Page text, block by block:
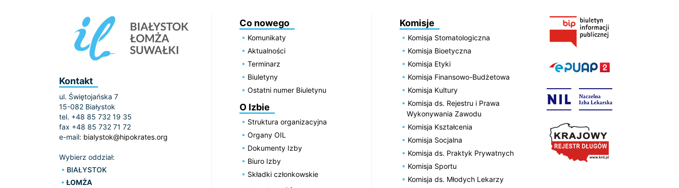
Kontakt
ul. Świętojańska 7
15-082 Białystok
tel. +48 85 732 19 35
fax +48 85 732 71 72
e-mail: bialystok@hipokrates.org
Wybierz oddział:
BIAŁYSTOK
ŁOMŻA
Co nowego
Komunikaty
Aktualności
Terminarz
Biuletyny
Ostatni numer Biuletynu
O Izbie
Struktura organizacyjna
Organy OIL
Dokumenty Izby
Biuro Izby
Składki członkowskie
Komisje
Komisja Stomatologiczna
Komisja Bioetyczna
Komisja Etyki
Komisja Finansowo-Budżetowa
Komisja Kultury
Komisja ds. Rejestru i Prawa
Wykonywania Zawodu
Komisja Kształcenia
Komisja Socjalna
Komisja ds. Praktyk Prywatnych
Komisja Sportu
Komisja ds. Młodych Lekarzy